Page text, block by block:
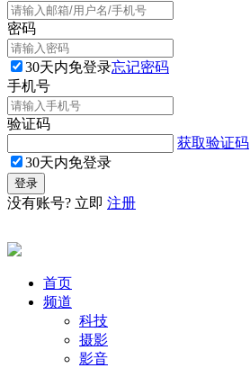
密码
30天内免登录忘记密码
手机号
验证码
获取验证码
30天内免登录
没有账号? 立即 注册
首页
频道
科技
摄影
影音